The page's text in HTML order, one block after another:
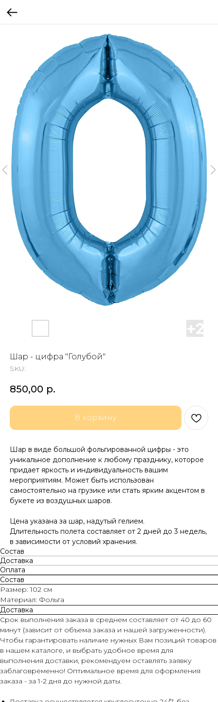
Шар - цифра "Голубой"
SKU:
850,00 р.
В корзину
Шар в виде большой фольгированной цифры - это
уникальное дополнение к любому празднику, которое
придает яркость и индивидуальность вашим
мероприятиям. Может быть использован
самостоятельно на грузике или стать ярким акцентом в
букете из воздушных шаров.
Цена указана за шар, надутый гелием.
Длительность полета составляет от 2 дней до 3 недель,
в зависимости от условий хранения.
Состав
Доставка
Оплата
Состав
Размер: 102 см
Материал: Фольга
Доставка
Срок выполнения заказа в среднем составляет от 40 до 60
минут (зависит от объема заказа и нашей загруженности).
Чтобы гарантировать наличие нужных Вам позиций товаров
в нашем каталоге, и выбрать удобное время для
выполнения доставки, рекомендуем оставлять заявку
заблаговременно! Оптимальное время для оформления
заказа - за 1-2 дня до нужной даты.